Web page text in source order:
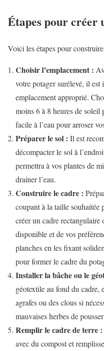
Étapes pour créer
Voici les étapes pour
Choisir l’emplacement :
votre potager surélevé, il
emplacement approprié.
moins 6 à 8 heures de soleil
facile à l’eau pour arroser
Préparer le sol : Il est
décompacter le sol à
permettra à vos plantes de
drainer l’eau.
Construire le cadre :
coupant à la taille souhaitée
créer un cadre rectangulaire
disponible et de vos
planches en les fixant
pour former le cadre du
Installer la bâche ou le
géotextile au fond du cadre,
agrafes ou des clous si
mauvaises herbes de
Remplir le cadre de terre :
avec du compost et